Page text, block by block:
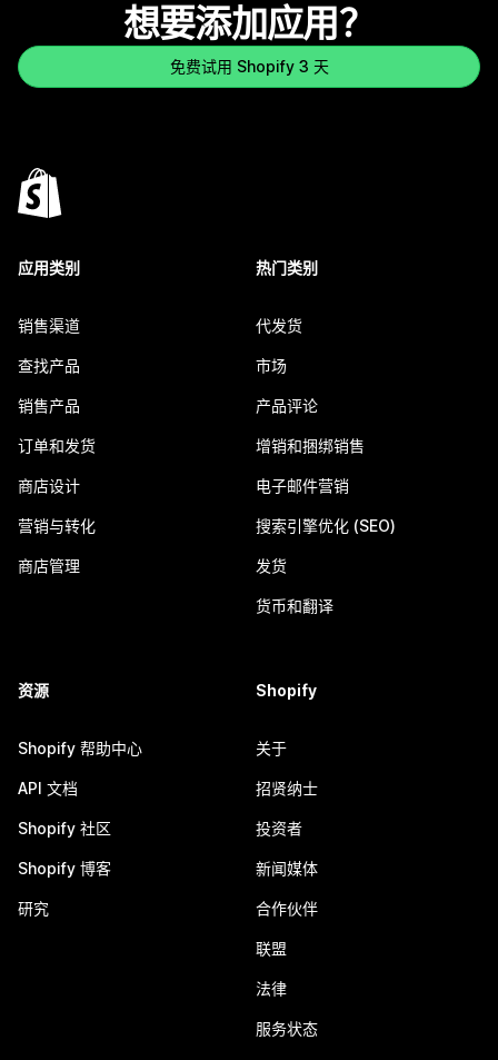
想要添加应用？
免费试用 Shopify 3 天
应用类别
销售渠道
查找产品
销售产品
订单和发货
商店设计
营销与转化
商店管理
热门类别
代发货
市场
产品评论
增销和捆绑销售
电子邮件营销
搜索引擎优化 (SEO)
发货
货币和翻译
资源
Shopify 帮助中心
API 文档
Shopify 社区
Shopify 博客
研究
Shopify
关于
招贤纳士
投资者
新闻媒体
合作伙伴
联盟
法律
服务状态